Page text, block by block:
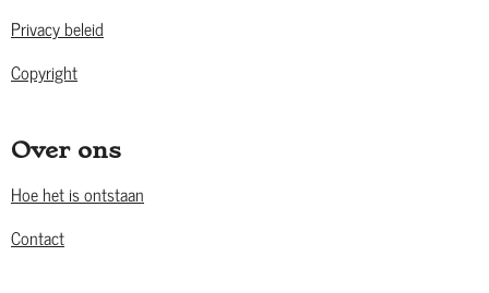
Privacy beleid
Copyright
Over ons
Hoe het is ontstaan
Contact